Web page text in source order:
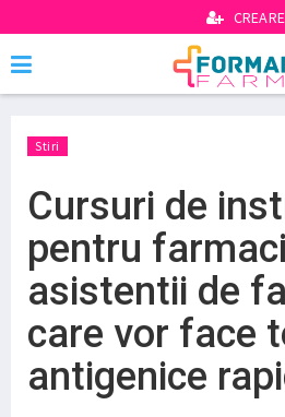
Stiri
Cursuri de
pentru
asistentii de
care vor face
antigenice